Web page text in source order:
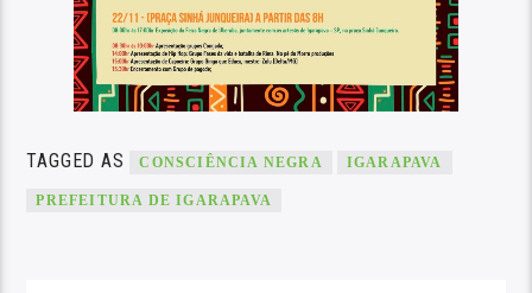
TAGGED AS CONSCIÊNCIA NEGRA IGARAPAVA
PREFEITURA DE IGARAPAVA